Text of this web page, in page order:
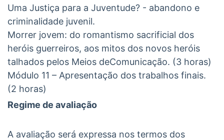
Uma Justiça para a Juventude? - abandono e
criminalidade juvenil.
Morrer jovem: do romantismo sacrificial dos
heróis guerreiros, aos mitos dos novos heróis
talhados pelos Meios deComunicação. (3 horas)
Módulo 11 – Apresentação dos trabalhos finais.
(2 horas)
Regime de avaliação
A avaliação será expressa nos termos dos